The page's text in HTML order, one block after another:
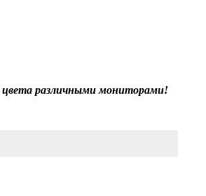
цвета различными мониторами!